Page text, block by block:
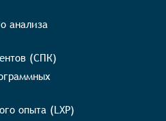
анализа
(СПК)
опыта (LXP)